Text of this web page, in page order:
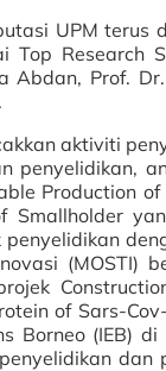
UPM terus
Research
Abdan, Prof.
aktiviti
Production
Smallholder
(MOSTI)
of Sars-
Borneo (IEB)
dan